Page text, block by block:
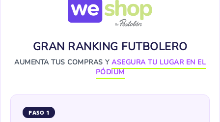
GRAN RANKING FUTBOLERO
AUMENTA TUS COMPRAS Y ASEGURA TU LUGAR EN EL
PÓDIUM
PASO 1